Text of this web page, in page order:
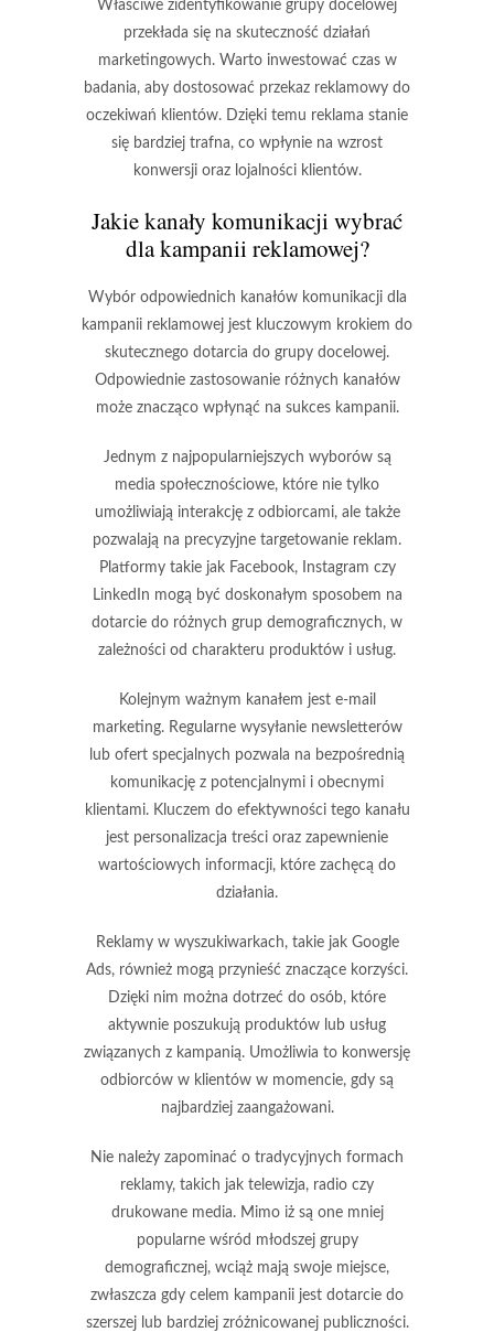
Właściwe zidentyfikowanie grupy docelowej
przekłada się na skuteczność działań
marketingowych. Warto inwestować czas w
badania, aby dostosować przekaz reklamowy do
oczekiwań klientów. Dzięki temu reklama stanie
się bardziej trafna, co wpłynie na wzrost
konwersji oraz lojalności klientów.
Jakie kanały komunikacji wybrać
dla kampanii reklamowej?
Wybór odpowiednich kanałów komunikacji dla
kampanii reklamowej jest kluczowym krokiem do
skutecznego dotarcia do grupy docelowej.
Odpowiednie zastosowanie różnych kanałów
może znacząco wpłynąć na sukces kampanii.
Jednym z najpopularniejszych wyborów są
media społecznościowe, które nie tylko
umożliwiają interakcję z odbiorcami, ale także
pozwalają na precyzyjne targetowanie reklam.
Platformy takie jak Facebook, Instagram czy
LinkedIn mogą być doskonałym sposobem na
dotarcie do różnych grup demograficznych, w
zależności od charakteru produktów i usług.
Kolejnym ważnym kanałem jest e-mail
marketing. Regularne wysyłanie newsletterów
lub ofert specjalnych pozwala na bezpośrednią
komunikację z potencjalnymi i obecnymi
klientami. Kluczem do efektywności tego kanału
jest personalizacja treści oraz zapewnienie
wartościowych informacji, które zachęcą do
działania.
Reklamy w wyszukiwarkach, takie jak Google
Ads, również mogą przynieść znaczące korzyści.
Dzięki nim można dotrzeć do osób, które
aktywnie poszukują produktów lub usług
związanych z kampanią. Umożliwia to konwersję
odbiorców w klientów w momencie, gdy są
najbardziej zaangażowani.
Nie należy zapominać o tradycyjnych formach
reklamy, takich jak telewizja, radio czy
drukowane media. Mimo iż są one mniej
popularne wśród młodszej grupy
demograficznej, wciąż mają swoje miejsce,
zwłaszcza gdy celem kampanii jest dotarcie do
szerszej lub bardziej zróżnicowanej publiczności.